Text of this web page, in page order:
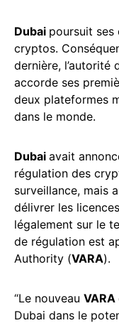
Dubai poursuit
cryptos.
dernière, l’autorité
accorde ses
deux plateformes
dans le monde.
Dubai avait
régulation des
surveillance, mais
délivrer les
légalement sur le
de régulation est
Authority (VARA).
“Le nouveau VARA
Dubai dans le